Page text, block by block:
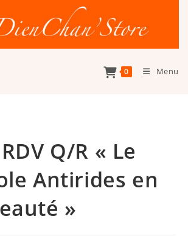
0 Menu
Q/R « Le
Antirides en
»